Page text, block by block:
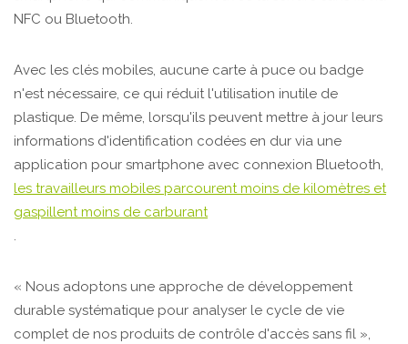
NFC ou Bluetooth.
Avec les clés mobiles, aucune carte à puce ou badge
n'est nécessaire, ce qui réduit l'utilisation inutile de
plastique. De même, lorsqu'ils peuvent mettre à jour leurs
informations d'identification codées en dur via une
application pour smartphone avec connexion Bluetooth,
les travailleurs mobiles parcourent moins de kilomètres et
gaspillent moins de carburant
.
« Nous adoptons une approche de développement
durable systématique pour analyser le cycle de vie
complet de nos produits de contrôle d'accès sans fil »,